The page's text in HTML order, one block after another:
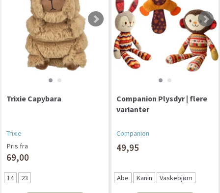
Trixie Capybara
Trixie
Pris fra
69,00
14 23
Companion Plysdyr | flere
varianter
Companion
49,95
Abe Kanin Vaskebjørn